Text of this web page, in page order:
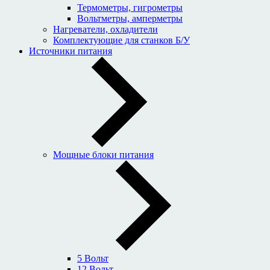
Термометры, гигрометры
Вольтметры, амперметры
Нагреватели, охладители
Комплектующие для станков Б/У
Источники питания
Мощные блоки питания
5 Вольт